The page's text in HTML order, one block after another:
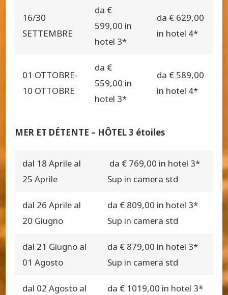
16/30
SETTEMBRE
da €
599,00 in
hotel 3*
da € 629,00
in hotel 4*
01 OTTOBRE-
10 OTTOBRE
da €
559,00 in
hotel 3*
da € 589,00
in hotel 4*
MER ET DÉTENTE – HÔTEL 3 étoiles
dal 18 Aprile al
25 Aprile
da € 769,00 in hotel 3*
Sup in camera std
dal 26 Aprile al
20 Giugno
da € 809,00 in hotel 3*
Sup in camera std
dal 21 Giugno al
01 Agosto
da € 879,00 in hotel 3*
Sup in camera std
dal 02 Agosto al
da € 1019,00 in hotel 3*